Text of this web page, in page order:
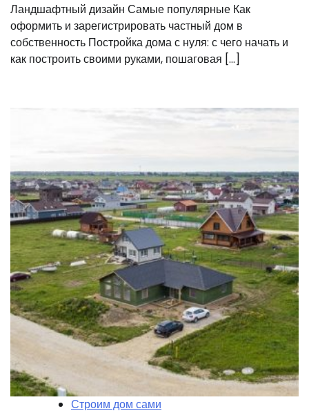
Ландшафтный дизайн Самые популярные Как
оформить и зарегистрировать частный дом в
собственность Постройка дома с нуля: с чего начать и
как построить своими руками, пошаговая […]
Строим дом сами